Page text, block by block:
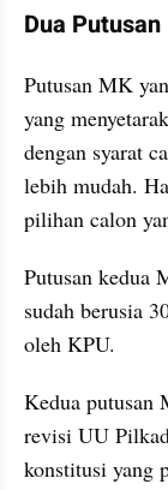
Dua
Putusan MK
yang
dengan syarat
lebih mudah.
pilihan calon
Putusan kedua
sudah berusia
oleh KPU.
Kedua putusan
revisi UU
konstitusi yang